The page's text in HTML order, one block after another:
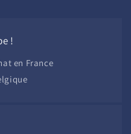
!
en France